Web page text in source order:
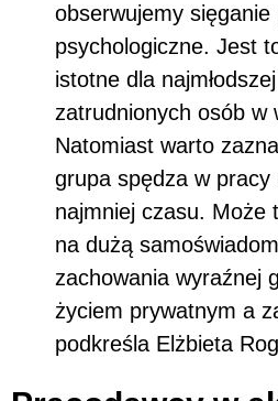
obserwujemy sięganie
psychologiczne. Jest
istotne dla
zatrudnionych osób w
Natomiast warto
grupa spędza w pracy
najmniej czasu. Może
na dużą
zachowania wyraźnej
życiem prywatnym a
podkreśla Elżbieta